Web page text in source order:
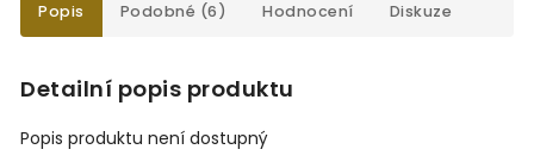
Popis Podobné (6) Hodnocení Diskuze
Detailní popis produktu
Popis produktu není dostupný